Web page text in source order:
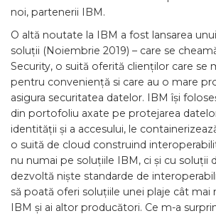
noi, partenerii IBM.
O altă noutate la IBM a fost lansarea
soluții (Noiembrie 2019) – care se
Security, o suită oferită clienților care se
pentru conveniență si care au o mare
asigura securitatea datelor. IBM își
din portofoliu axate pe protejarea
identității și a accesului, le
o suită de cloud construind
nu numai pe soluțiile IBM, ci și cu soluții
dezvoltă niște standarde de
să poată oferi soluțiile unei plaje cât mai
IBM și ai altor producători. Ce m-a